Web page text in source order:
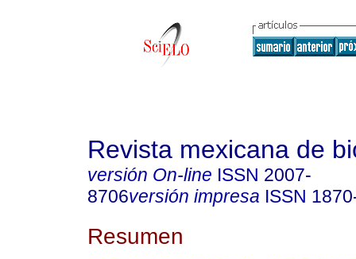
Revista mexicana de
versión On-line ISSN 2007-
8706versión impresa ISSN
Resumen